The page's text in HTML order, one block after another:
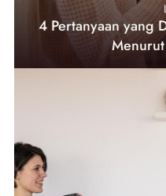
4 Pertanyaan yang